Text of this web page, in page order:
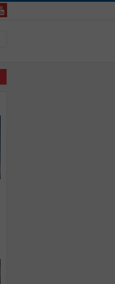
არჩევენ - რა